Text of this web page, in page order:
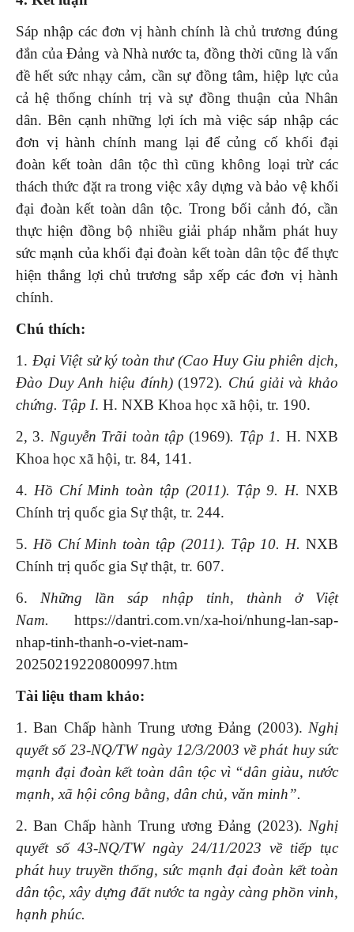
Sáp nhập các đơn vị hành chính là chủ trương đúng
đắn của Đảng và Nhà nước ta, đồng thời cũng là vấn
đề hết sức nhạy cảm, cần sự đồng tâm, hiệp lực của
cả hệ thống chính trị và sự đồng thuận của Nhân
dân. Bên cạnh những lợi ích mà việc sáp nhập các
đơn vị hành chính mang lại để củng cố khối đại
đoàn kết toàn dân tộc thì cũng không loại trừ các
thách thức đặt ra trong việc xây dựng và bảo vệ khối
đại đoàn kết toàn dân tộc. Trong bối cảnh đó, cần
thực hiện đồng bộ nhiều giải pháp nhằm phát huy
sức mạnh của khối đại đoàn kết toàn dân tộc để thực
hiện thắng lợi chủ trương sắp xếp các đơn vị hành
chính.
Chú thích:
1. Đại Việt sử ký toàn thư (Cao Huy Giu phiên dịch,
Đào Duy Anh hiệu đính)(1972). Chú giải và khảo
chứng. Tập I. H. NXB Khoa học xã hội, tr. 190.
2, 3. Nguyễn Trãi toàn tập(1969). Tập 1. H. NXB
Khoa học xã hội, tr. 84, 141.
4. Hồ Chí Minh toàn tập (2011). Tập 9. H.NXB
Chính trị quốc gia Sự thật, tr. 244.
5. Hồ Chí Minh toàn tập (2011). Tập 10. H.NXB
Chính trị quốc gia Sự thật, tr. 607.
6. Những lần sáp nhập tỉnh, thành ở Việt
Nam. https://dantri.com.vn/xa-hoi/nhung-lan-sap-
nhap-tinh-thanh-o-viet-nam-
20250219220800997.htm
Tài liệu tham khảo:
1. Ban Chấp hành Trung ương Đảng (2003). Nghị
quyết số 23-NQ/TW ngày 12/3/2003 về phát huy sức
mạnh đại đoàn kết toàn dân tộc vì “dân giàu, nước
mạnh, xã hội công bằng, dân chủ, văn minh”.
2. Ban Chấp hành Trung ương Đảng (2023). Nghị
quyết số 43-NQ/TW ngày 24/11/2023 về tiếp tục
phát huy truyền thống, sức mạnh đại đoàn kết toàn
dân tộc, xây dựng đất nước ta ngày càng phồn vinh,
hạnh phúc.